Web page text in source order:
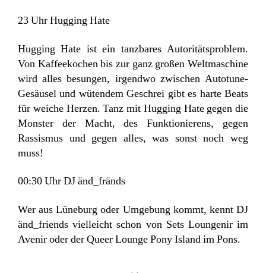
23 Uhr Hugging Hate
Hugging Hate ist ein tanzbares Autoritätsproblem.
Von Kaffeekochen bis zur ganz großen Weltmaschine
wird alles besungen, irgendwo zwischen Autotune-
Gesäusel und wütendem Geschrei gibt es harte Beats
für weiche Herzen. Tanz mit Hugging Hate gegen die
Monster der Macht, des Funktionierens, gegen
Rassismus und gegen alles, was sonst noch weg
muss!
00:30 Uhr DJ änd_fränds
Wer aus Lüneburg oder Umgebung kommt, kennt DJ
änd_friends vielleicht schon von Sets Loungenir im
Avenir oder der Queer Lounge Pony Island im Pons.